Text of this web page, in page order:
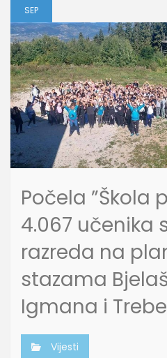
SEP
Počela ”Škola
4.067 učenika
razreda na
stazama
Igmana i
Vijesti